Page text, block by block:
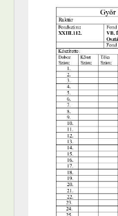
[Fonds] 0128 -
[Fonds] 0129 -
[Fonds]
[Fonds]
[Fonds] 0132 -
[Fonds] 0133 -
[Fonds] 0141 -
[Fonds] 0142 -
[Fonds] 0143 -
[Fonds] 0144 -
[Fonds] 0145 - Győr
[Fonds] 0146 -
[Fonds] 0147 -